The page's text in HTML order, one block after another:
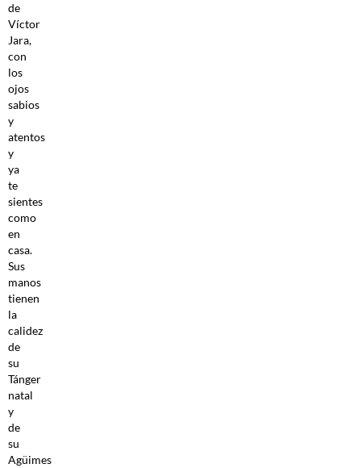
de
Víctor
Jara,
con
los
ojos
sabios
y
atentos
y
ya
te
sientes
como
en
casa.
Sus
manos
tienen
la
calidez
de
su
Tánger
natal
y
de
su
Agüimes